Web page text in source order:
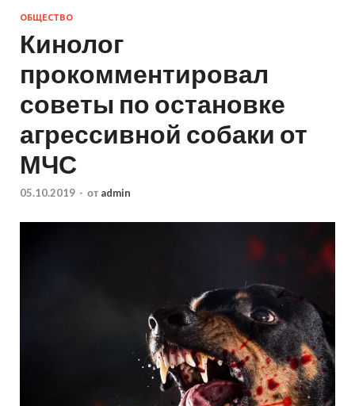
ОБЩЕСТВО
Кинолог
прокомментировал
советы по остановке
агрессивной собаки от
МЧС
05.10.2019 - от admin